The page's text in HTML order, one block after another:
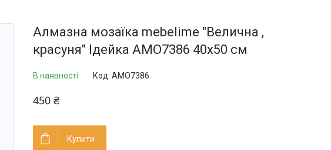
Алмазна мозаїка mebelime "Велична ,
красуня" Ідейка AMO7386 40х50 см
В наявності Код: AMO7386
450 ₴
Купити